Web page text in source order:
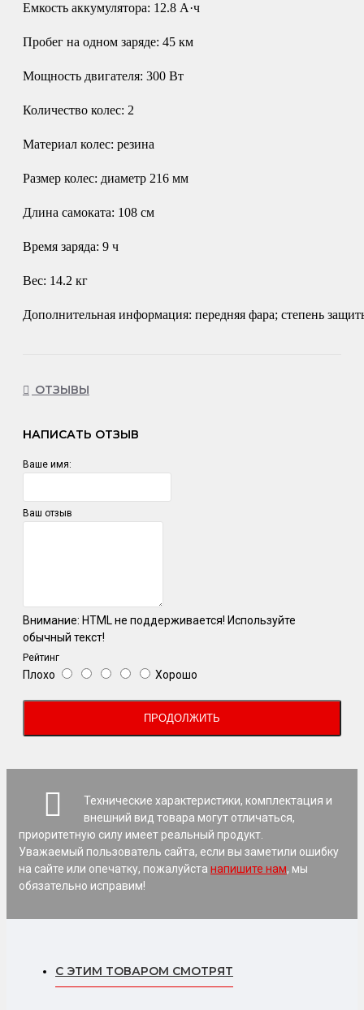
Емкость аккумулятора: 12.8 А·ч
Пробег на одном заряде: 45 км
Мощность двигателя: 300 Вт
Количество колес: 2
Материал колес: резина
Размер колес: диаметр 216 мм
Длина самоката: 108 см
Время заряда: 9 ч
Вес: 14.2 кг
Дополнительная информация: передняя фара; степень
ОТЗЫВЫ
НАПИСАТЬ ОТЗЫВ
Ваше имя:
Ваш отзыв
Внимание: HTML не поддерживается! Используйте
обычный текст!
Рейтинг
Плохо Хорошо
ПРОДОЛЖИТЬ
Технические характеристики, комплектация и
внешний вид товара могут отличаться,
приоритетную силу имеет реальный продукт.
Уважаемый пользователь сайта, если вы заметили ошибку
на сайте или опечатку, пожалуйста напишите нам, мы
обязательно исправим!
С ЭТИМ ТОВАРОМ СМОТРЯТ